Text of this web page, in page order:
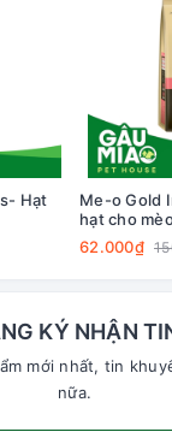
Hạt
Me-o Gold
hạt cho
62.000₫
KÝ NHẬN
mới nhất, tin
nữa.